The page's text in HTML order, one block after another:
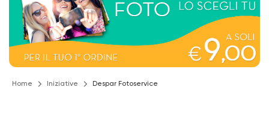
Home Iniziative Despar Fotoservice